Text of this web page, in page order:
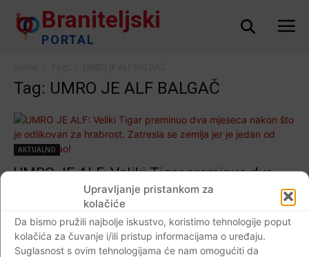
Upravljanje pristankom za
kolačiće
Da bismo pružili najbolje iskustvo, koristimo tehnologije poput
kolačića za čuvanje i/ili pristup informacijama o uređaju.
Suglasnost s ovim tehnologijama će nam omogućiti da
Braniteljski
PORTAL
Tag: UMRO JE ALF BALGAČ
AKTUALNO
UMRO JE ALF: Veliki Tigar preminuo dva
mjeseca nakon što je odlikovan za hrabrost.
Zatresla se zemlja jer je jedan od ‘divova’
pao!
Braniteljski portal - 24.12.2020